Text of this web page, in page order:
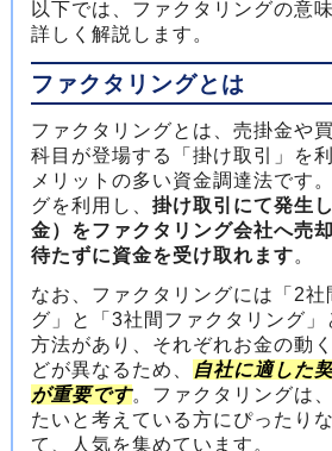
以下では、ファクタリングの意
詳しく解説します。
ファクタリングとは
ファクタリングとは、売掛金や
科目が登場する「掛け取引」を
メリットの多い資金調達法です
グを利用し、 掛け取引にて発生
金）をファクタリング会社へ売
待たずに資金を受け取れます。
なお、ファクタリングには「2社
グ」と「3社間ファクタリング
方法があり、それぞれお金の動
どが異なるため、
自社に適した
が重要です。ファクタリングは
たいと考えている方にぴったり
て、人気を集めています。